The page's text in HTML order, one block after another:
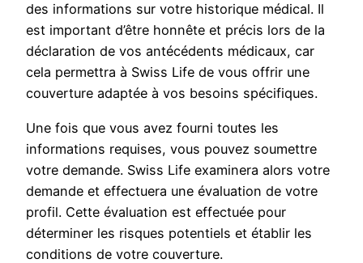
des informations sur votre historique médical. Il
est important d’être honnête et précis lors de la
déclaration de vos antécédents médicaux, car
cela permettra à Swiss Life de vous offrir une
couverture adaptée à vos besoins spécifiques.
Une fois que vous avez fourni toutes les
informations requises, vous pouvez soumettre
votre demande. Swiss Life examinera alors votre
demande et effectuera une évaluation de votre
profil. Cette évaluation est effectuée pour
déterminer les risques potentiels et établir les
conditions de votre couverture.